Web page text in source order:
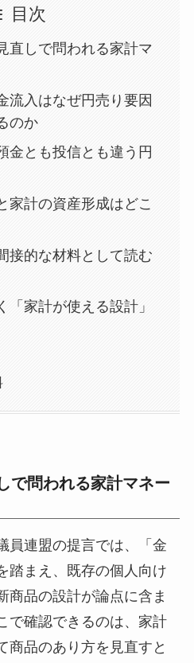
目次
直しで問われる家計マ
流入はなぜ円売り要因
のか
金とも投信とも違う円
家計の資産形成はどこ
接的な材料として読む
「家計が使える設計」
で問われる家計マネー
員連盟の提言では、「金
踏まえ、既存の個人向け
商品の設計が論点に含ま
で確認できるのは、家計
商品のあり方を見直すと